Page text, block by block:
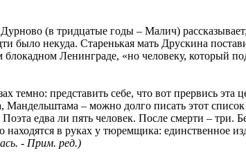
(в тридцатые годы – Малич)
было некуда. Старенькая мать Друскина
Ленинграде, «но человеку, который
темно: представить себе, что вот прервись
Мандельштама – можно долго писать этот
едва ли пять человек. После смерти – три.
в руках у тюремщика: единственное
- Прим. ред.)